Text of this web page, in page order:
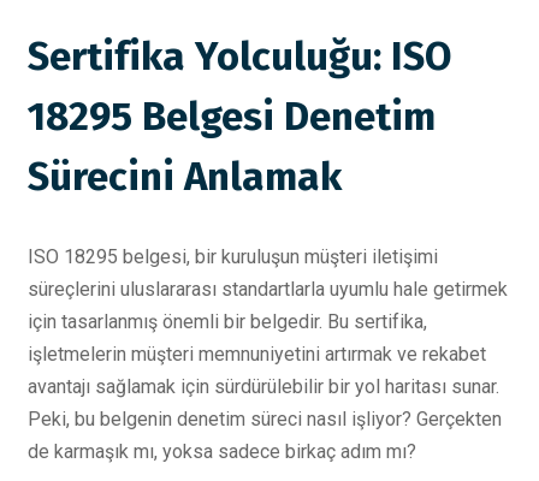
Sertifika Yolculuğu: ISO
18295 Belgesi Denetim
Sürecini Anlamak
ISO 18295 belgesi, bir kuruluşun müşteri iletişimi
süreçlerini uluslararası standartlarla uyumlu hale getirmek
için tasarlanmış önemli bir belgedir. Bu sertifika,
işletmelerin müşteri memnuniyetini artırmak ve rekabet
avantajı sağlamak için sürdürülebilir bir yol haritası sunar.
Peki, bu belgenin denetim süreci nasıl işliyor? Gerçekten
de karmaşık mı, yoksa sadece birkaç adım mı?